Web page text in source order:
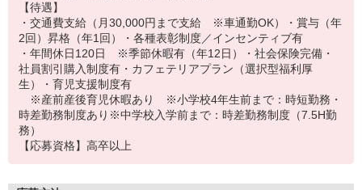
【待遇】
・交通費支給（月30,000円まで支給 ※車通勤OK）・賞与（年
2回）昇格（年1回）・各種表彰制度／インセンティブ有
・年間休日120日 ※季節休暇有（年12日）・社会保険完備・
社員割引購入制度有・カフェテリアプラン（選択型福利厚
生）・育児支援制度有
※産前産後育児休暇あり ※小学校4年生前まで：時短勤務・
時差勤務制度あり※中学校入学前まで：時差勤務制度（7.5H勤
務）
【応募資格】高卒以上